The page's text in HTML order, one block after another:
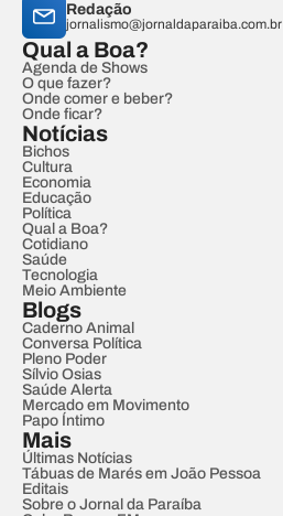
Redação
jornalismo@jornaldaparaiba.com.br
Qual a Boa?
Agenda de Shows
O que fazer?
Onde comer e beber?
Onde ficar?
Notícias
Bichos
Cultura
Economia
Educação
Política
Qual a Boa?
Cotidiano
Saúde
Tecnologia
Meio Ambiente
Blogs
Caderno Animal
Conversa Política
Pleno Poder
Sílvio Osias
Saúde Alerta
Mercado em Movimento
Papo Íntimo
Mais
Últimas Notícias
Tábuas de Marés em João Pessoa
Editais
Sobre o Jornal da Paraíba